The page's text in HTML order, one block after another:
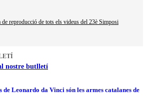
de reproducció de tots els videus del 23è Simposi
nostre butlletí
de Leonardo da Vinci són les armes catalanes de